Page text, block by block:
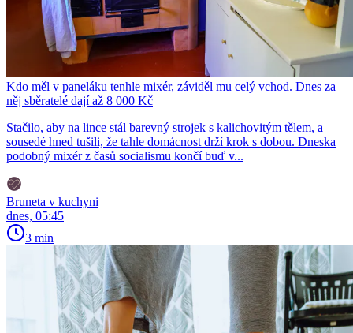
Kdo měl v paneláku tenhle mixér, záviděl mu celý vchod. Dnes za
něj sběratelé dají až 8 000 Kč
Stačilo, aby na lince stál barevný strojek s kalichovitým tělem, a
sousedé hned tušili, že tahle domácnost drží krok s dobou. Dneska
podobný mixér z časů socialismu končí buď v...
Bruneta v kuchyni
dnes, 05:45
3 min